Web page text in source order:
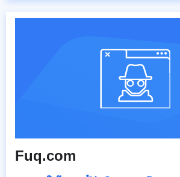
Fuq.com